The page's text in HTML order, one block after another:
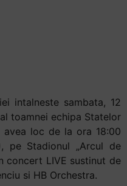
intalneste sambata, 12
toamnei echipa Statelor
loc de la ora 18:00
pe Stadionul „Arcul de
concert LIVE sustinut de
si HB Orchestra.